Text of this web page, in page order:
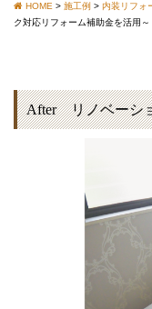
HOME > 施工例 > 内装リフォ
ク対応リフォーム補助金を活用～
After リノベーシ